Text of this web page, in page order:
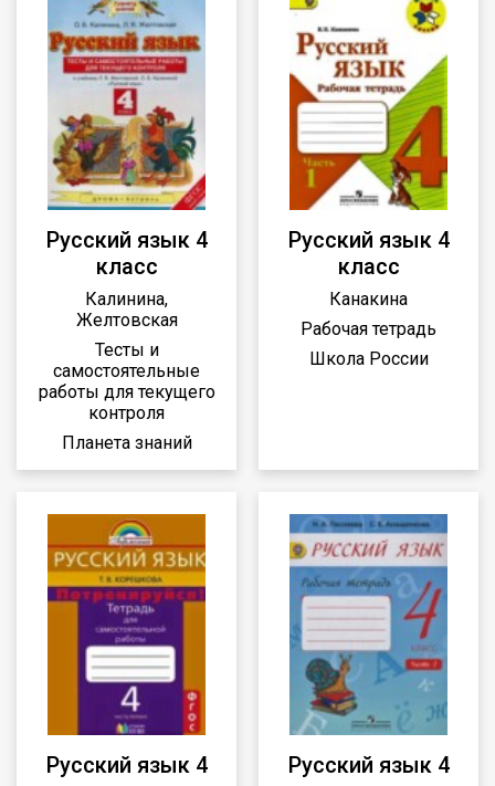
Русский язык 4
класс
Калинина,
Желтовская
Тесты и
самостоятельные
работы для текущего
контроля
Планета знаний
Русский язык 4
класс
Канакина
Рабочая тетрадь
Школа России
Русский язык 4
Русский язык 4